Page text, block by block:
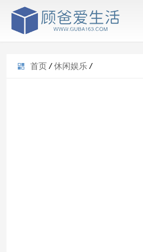
首页 / 休闲娱乐 /